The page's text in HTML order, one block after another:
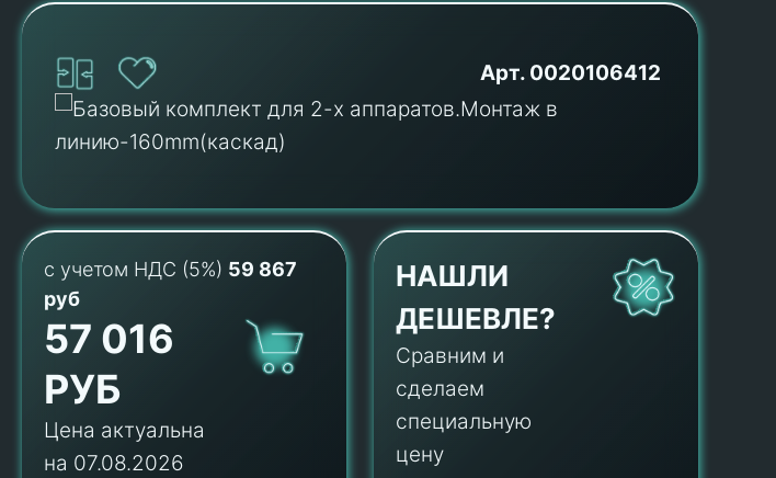
Арт. 0020106412
с учетом НДС (5%) 59 867
руб
57 016
РУБ
Цена актуальна
на 07.08.2026
НАШЛИ
ДЕШЕВЛЕ?
Сравним и
сделаем
специальную
цену